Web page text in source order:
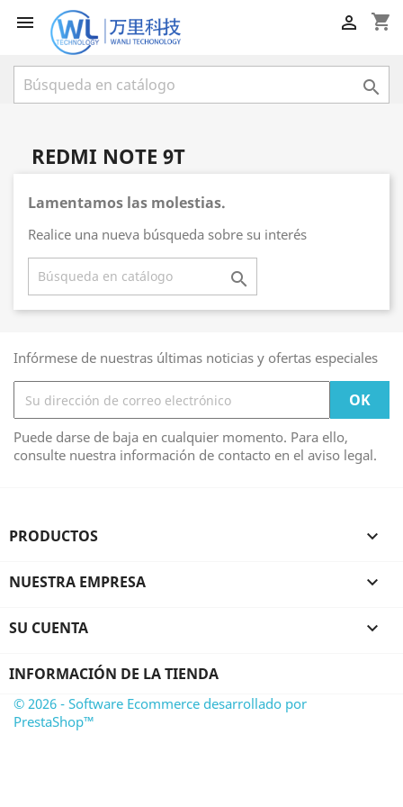
 shopping_cart


REDMI NOTE 9T
Lamentamos las molestias.
Realice una nueva búsqueda sobre su interés

Infórmese de nuestras últimas noticias y ofertas especiales
Puede darse de baja en cualquier momento. Para ello,
consulte nuestra información de contacto en el aviso legal.
PRODUCTOS 
NUESTRA EMPRESA 
SU CUENTA 
INFORMACIÓN DE LA TIENDA
© 2026 - Software Ecommerce desarrollado por
PrestaShop™